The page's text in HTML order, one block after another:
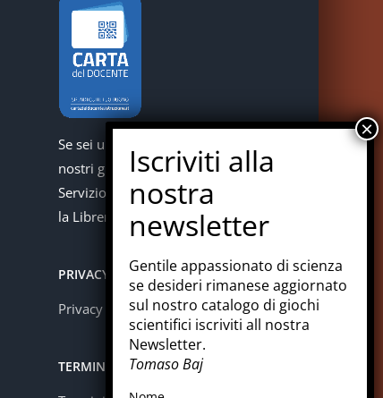
Se sei un docente puoi acquistare i
nostri giochi con la carta del docente.
Servizio offerto in collaborazione con
la Libreria Colosi di Messina.
PRIVACY
Privacy policy
TERMINI E CONDIZIONI
Gentile appassionato di scienza
se desideri rimanese aggiornato
sul nostro catalogo di giochi
scientifici iscriviti all nostra
Newsletter.
Tomaso Baj